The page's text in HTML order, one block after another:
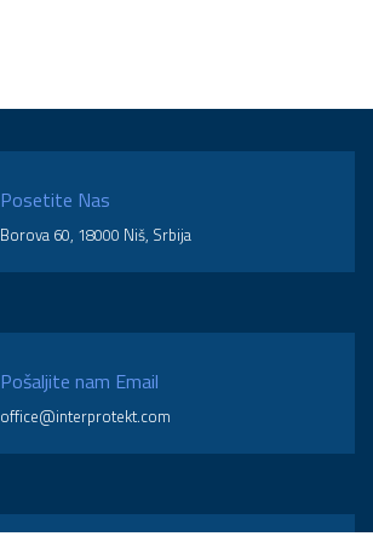
Posetite Nas
Borova 60, 18000 Niš, Srbija
Pošaljite nam Email
office@interprotekt.com